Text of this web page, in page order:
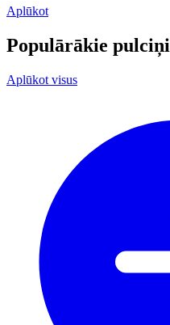
Aplūkot
Populārākie pulciņi
Aplūkot visus